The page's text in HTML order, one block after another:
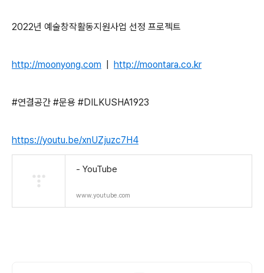
2022년 예술창작활동지원사업 선정 프로젝트
http://moonyong.com http://moontara.co.kr
#연결공간 #문용 #DILKUSHA1923
https://youtu.be/xnUZjuzc7H4
- YouTube
www.youtube.com